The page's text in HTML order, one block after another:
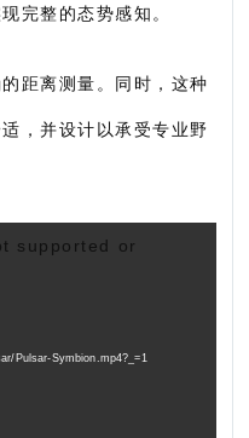
完整的态势感知。
距离测量。同时，这种
，并设计以承受专业野
supported or
Pulsar-Symbion.mp4?_=1